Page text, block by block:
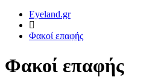
Eyeland.gr
Φακοί επαφής
Φακοί επαφής